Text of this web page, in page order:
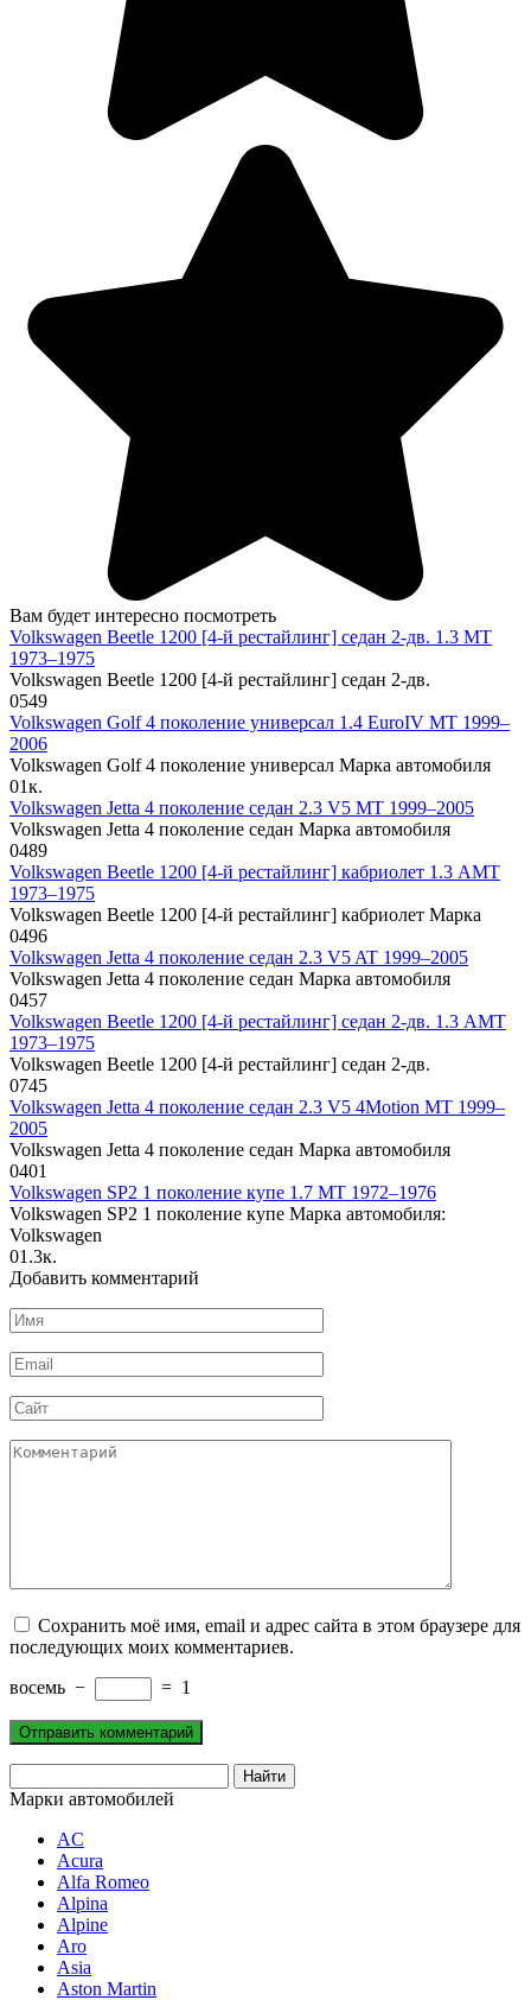
Вам будет интересно посмотреть
Volkswagen Beetle 1200 [4-й рестайлинг] седан 2-дв. 1.3 MT
1973–1975
Volkswagen Beetle 1200 [4-й рестайлинг] седан 2-дв.
0549
Volkswagen Golf 4 поколение универсал 1.4 EuroIV MT 1999–
2006
Volkswagen Golf 4 поколение универсал Марка автомобиля
01к.
Volkswagen Jetta 4 поколение седан 2.3 V5 MT 1999–2005
Volkswagen Jetta 4 поколение седан Марка автомобиля
0489
Volkswagen Beetle 1200 [4-й рестайлинг] кабриолет 1.3 AMT
1973–1975
Volkswagen Beetle 1200 [4-й рестайлинг] кабриолет Марка
0496
Volkswagen Jetta 4 поколение седан 2.3 V5 AT 1999–2005
Volkswagen Jetta 4 поколение седан Марка автомобиля
0457
Volkswagen Beetle 1200 [4-й рестайлинг] седан 2-дв. 1.3 AMT
1973–1975
Volkswagen Beetle 1200 [4-й рестайлинг] седан 2-дв.
0745
Volkswagen Jetta 4 поколение седан 2.3 V5 4Motion MT 1999–
2005
Volkswagen Jetta 4 поколение седан Марка автомобиля
0401
Volkswagen SP2 1 поколение купе 1.7 MT 1972–1976
Volkswagen SP2 1 поколение купе Марка автомобиля:
Volkswagen
01.3к.
Добавить комментарий
Имя
*
Email
*
Сайт
Комментарий
Сохранить моё имя, email и адрес сайта в этом браузере для
последующих моих комментариев.
восемь − = 1
Марки автомобилей
AC
Acura
Alfa Romeo
Alpina
Alpine
Aro
Asia
Aston Martin